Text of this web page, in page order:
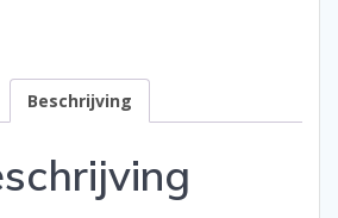
Beschrijving